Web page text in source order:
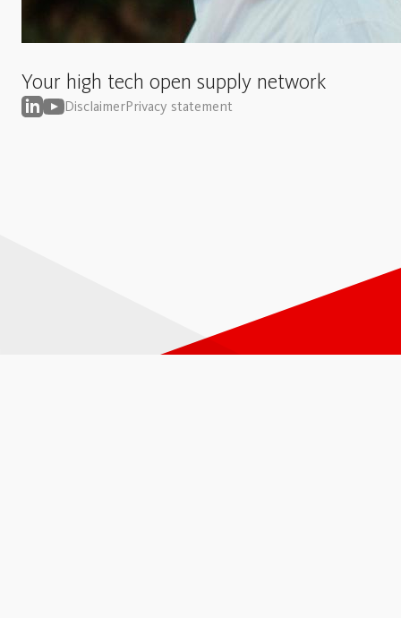
Your high tech open supply network
DisclaimerPrivacy statement